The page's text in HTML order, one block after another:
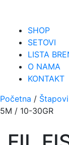
SHOP
SETOVI
LISTA
O NAMA
KONTAKT
Početna / Štapovi
5M / 10-30GR